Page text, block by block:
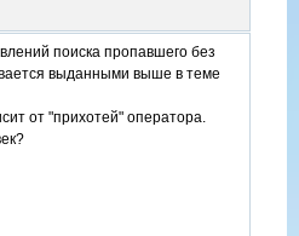
поиска пропавшего без
выданными выше в теме
от "прихотей" оператора.